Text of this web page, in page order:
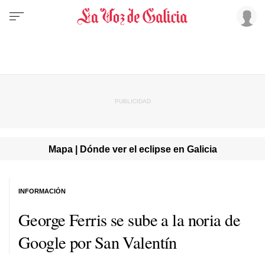
Mapa | Dónde ver el eclipse en Galicia
George Ferris se sube a la noria de
Google por San Valentín
INFORMACIÓN